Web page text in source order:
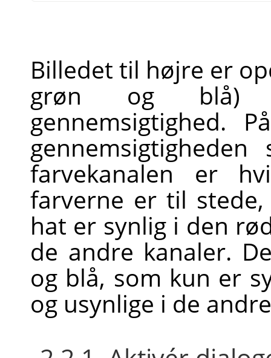
Billedet til højre er
grøn og blå)
gennemsigtighed.
farvekanalen er
farverne er til
hat er synlig i den
de andre kanaler.
og blå, som kun er
og usynlige i de